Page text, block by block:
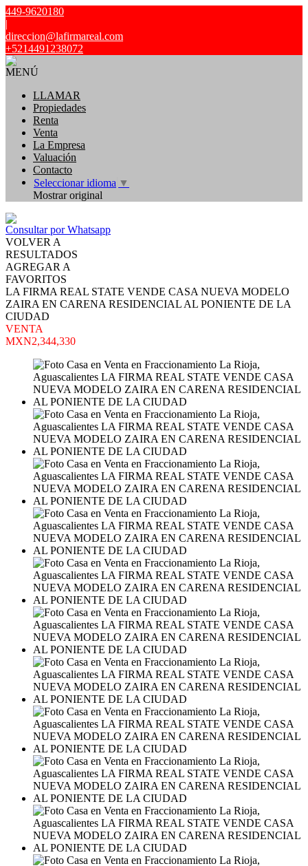
449-9620180
|
direccion@lafirmareal.com
+5214491238072
MENÚ
LLAMAR
Propiedades
Renta
Venta
La Empresa
Valuación
Contacto
Seleccionar idioma ▼
Mostrar original
Consultar por Whatsapp
VOLVER A
RESULTADOS
AGREGAR A
FAVORITOS
LA FIRMA REAL STATE VENDE CASA NUEVA MODELO
ZAIRA EN CARENA RESIDENCIAL AL PONIENTE DE LA
CIUDAD
VENTA
MXN2,344,330